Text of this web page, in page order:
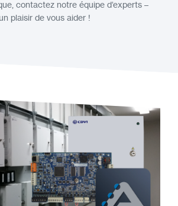
contactez notre équipe d’experts –
plaisir de vous aider !